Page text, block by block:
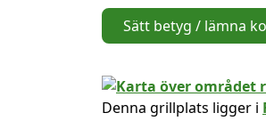
Sätt betyg / lämna
Denna grillplats ligger i